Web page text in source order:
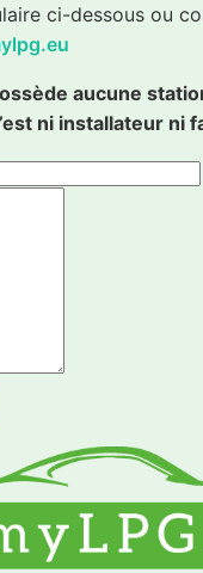
ci-dessous ou
aucune
ni installateur ni